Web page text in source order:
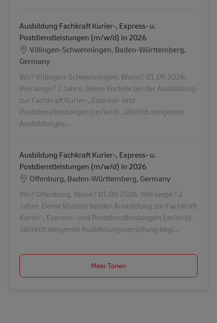
Ausbildung Fachkraft Kurier-, Express- u.
Postdienstleistungen (m/w/d) in 2026
Locatie
Villingen-Schwenningen, Baden-Württemberg,
Germany
Wo? Villingen-Schwenningen. Wann? 01.09.2026.
Wie lange? 2 Jahre. Deine Vorteile bei der Ausbildung
zur Fachkraft Kurier-, Express- und
Postdienstleistungen (m/w/d). Jährlich steigende
Ausbildungsv...
Ausbildung Fachkraft Kurier-, Express- u.
Postdienstleistungen (m/w/d) in 2026
Locatie
Offenburg, Baden-Württemberg, Germany
Wo? Offenburg. Wann? 01.09.2026. Wie lange? 2
Jahre. Deine Vorteile bei der Ausbildung zur Fachkraft
Kurier-, Express- und Postdienstleistungen (m/w/d).
Jährlich steigende Ausbildungsvergütung begi...
Meer Tonen